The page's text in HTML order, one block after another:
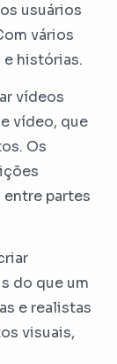
usuários
vários
histórias.
vídeos
vídeo, que
Os
partes
do que um
e realistas
visuais,